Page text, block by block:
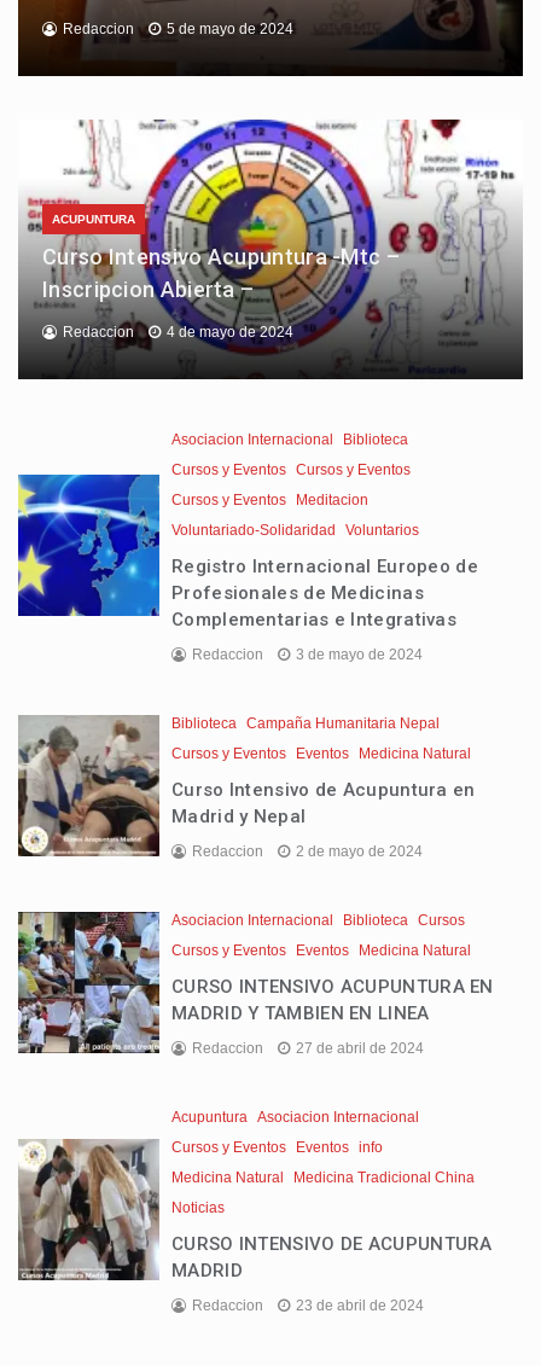
Redaccion 5 de mayo de 2024
ACUPUNTURA
Curso Intensivo Acupuntura -Mtc –
Inscripcion Abierta –
Redaccion 4 de mayo de 2024
Asociacion Internacional
Biblioteca
Cursos y Eventos Cursos y Eventos
Cursos y Eventos
Meditacion
Voluntariado-Solidaridad
Voluntarios
Registro Internacional Europeo de
Profesionales de Medicinas
Complementarias e Integrativas
Redaccion 3 de mayo de 2024
Biblioteca Campaña Humanitaria Nepal
Cursos y Eventos
Eventos Medicina Natural
Curso Intensivo de Acupuntura en
Madrid y Nepal
Redaccion 2 de mayo de 2024
Asociacion Internacional Biblioteca Cursos
Cursos y Eventos
Eventos Medicina Natural
CURSO INTENSIVO ACUPUNTURA EN
MADRID Y TAMBIEN EN LINEA
Redaccion 27 de abril de 2024
Acupuntura Asociacion Internacional
Cursos y Eventos
Eventos info
Medicina Natural
Medicina Tradicional China
Noticias
CURSO INTENSIVO DE ACUPUNTURA
MADRID
Redaccion 23 de abril de 2024